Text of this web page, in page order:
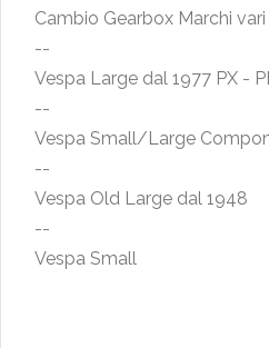
Cambio Gearbox Marchi vari
--
Vespa Large dal 1977 PX -
--
Vespa Small/Large
--
Vespa Old Large dal 1948
--
Vespa Small